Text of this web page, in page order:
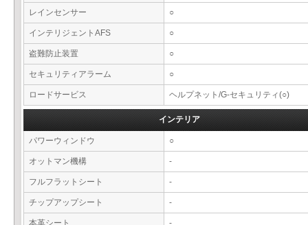
レインセンサー ○
インテリジェントAFS ○
盗難防止装置 ○
セキュリティアラーム ○
ロードサービス ヘルプネット/G-セキュリティ(○)
インテリア
パワーウィンドウ ○
オットマン機構 -
フルフラットシート -
チップアップシート -
本革シート -